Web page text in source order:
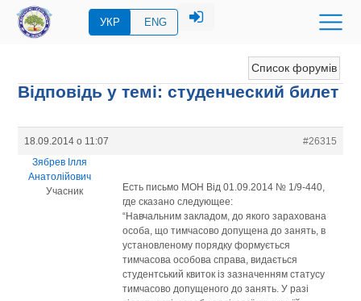
УКР ENG
Список форумів
Відповідь у темі: студенческий билет
18.09.2014 о 11:07
#26315
Зябрев Ілля
Анатолійович
Учасник
Есть письмо МОН Від 01.09.2014 № 1/9-440,
где сказано следующее:
“Навчальним закладом, до якого зарахована
особа, що тимчасово допущена до занять, в
установленому порядку формується
тимчасова особова справа, видається
студентський квиток із зазначенням статусу
тимчасово допущеного до занять. У разі